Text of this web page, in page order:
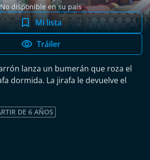
No disponible en su país
Mi lista
Tráiler
lanza un bumerán que roza el
dormida. La jirafa le devuelve el
DE 6 AÑOS